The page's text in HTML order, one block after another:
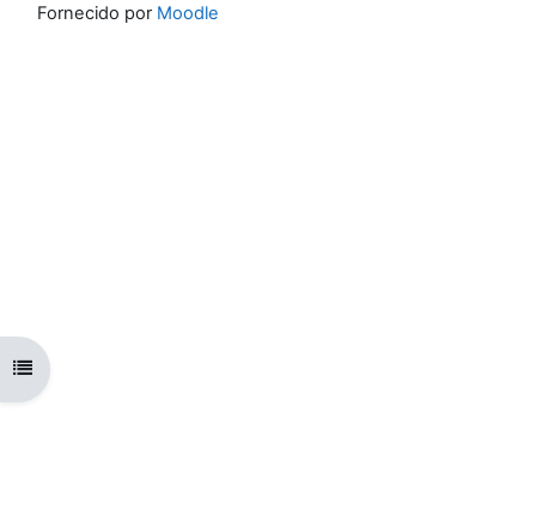
Abrir índice da disciplina
Fornecido por Moodle